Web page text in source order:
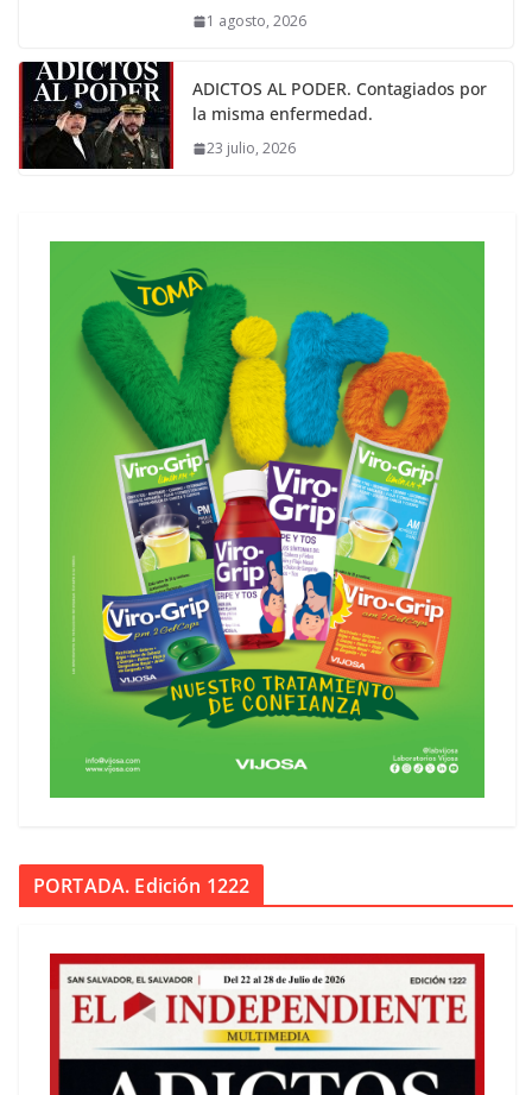
1 agosto, 2026
ADICTOS AL PODER. Contagiados por
la misma enfermedad.
23 julio, 2026
PORTADA. Edición 1222